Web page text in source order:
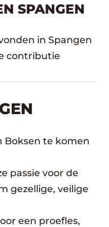
SPANGEN
in Spangen
contributie
Boksen te komen
passie voor de
gezellige, veilige
een proefles,